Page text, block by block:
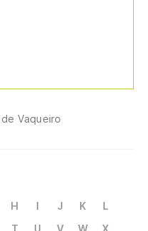
Vaqueiro
H I J K
L